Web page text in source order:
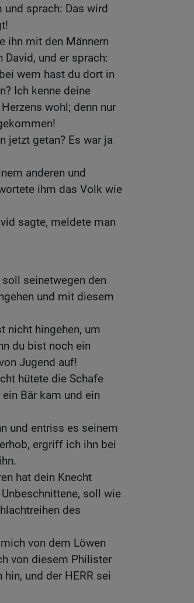
und sprach: Das wird
ihn mit den Männern
David, und er sprach:
wem hast du dort in
Ich kenne deine
wohl; denn nur
jetzt getan? Es war ja
anderen und
ihm das Volk wie
sagte, meldete man
seinetwegen den
und mit diesem
nicht hingehen, um
du bist noch ein
Jugend auf!
hütete die Schafe
Bär kam und ein
und entriss es seinem
ergriff ich ihn bei
hat dein Knecht
soll wie
des
von dem Löwen
von diesem Philister
und der HERR sei